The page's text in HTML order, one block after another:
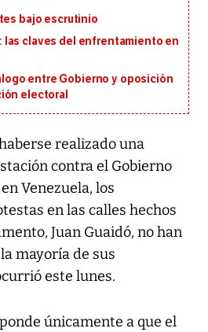
bajo escrutinio
las claves del enfrentamiento en
entre Gobierno y oposición
electoral
realizado una
contra el Gobierno
Venezuela, los
en las calles hechos
Juan Guaidó, no han
mayoría de sus
este lunes.
únicamente a que el